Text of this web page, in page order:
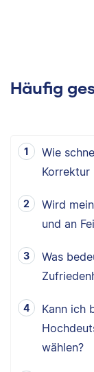
Häufig
Wie
Korrektur
Wird
und an
Was
Kann ich
wählen?